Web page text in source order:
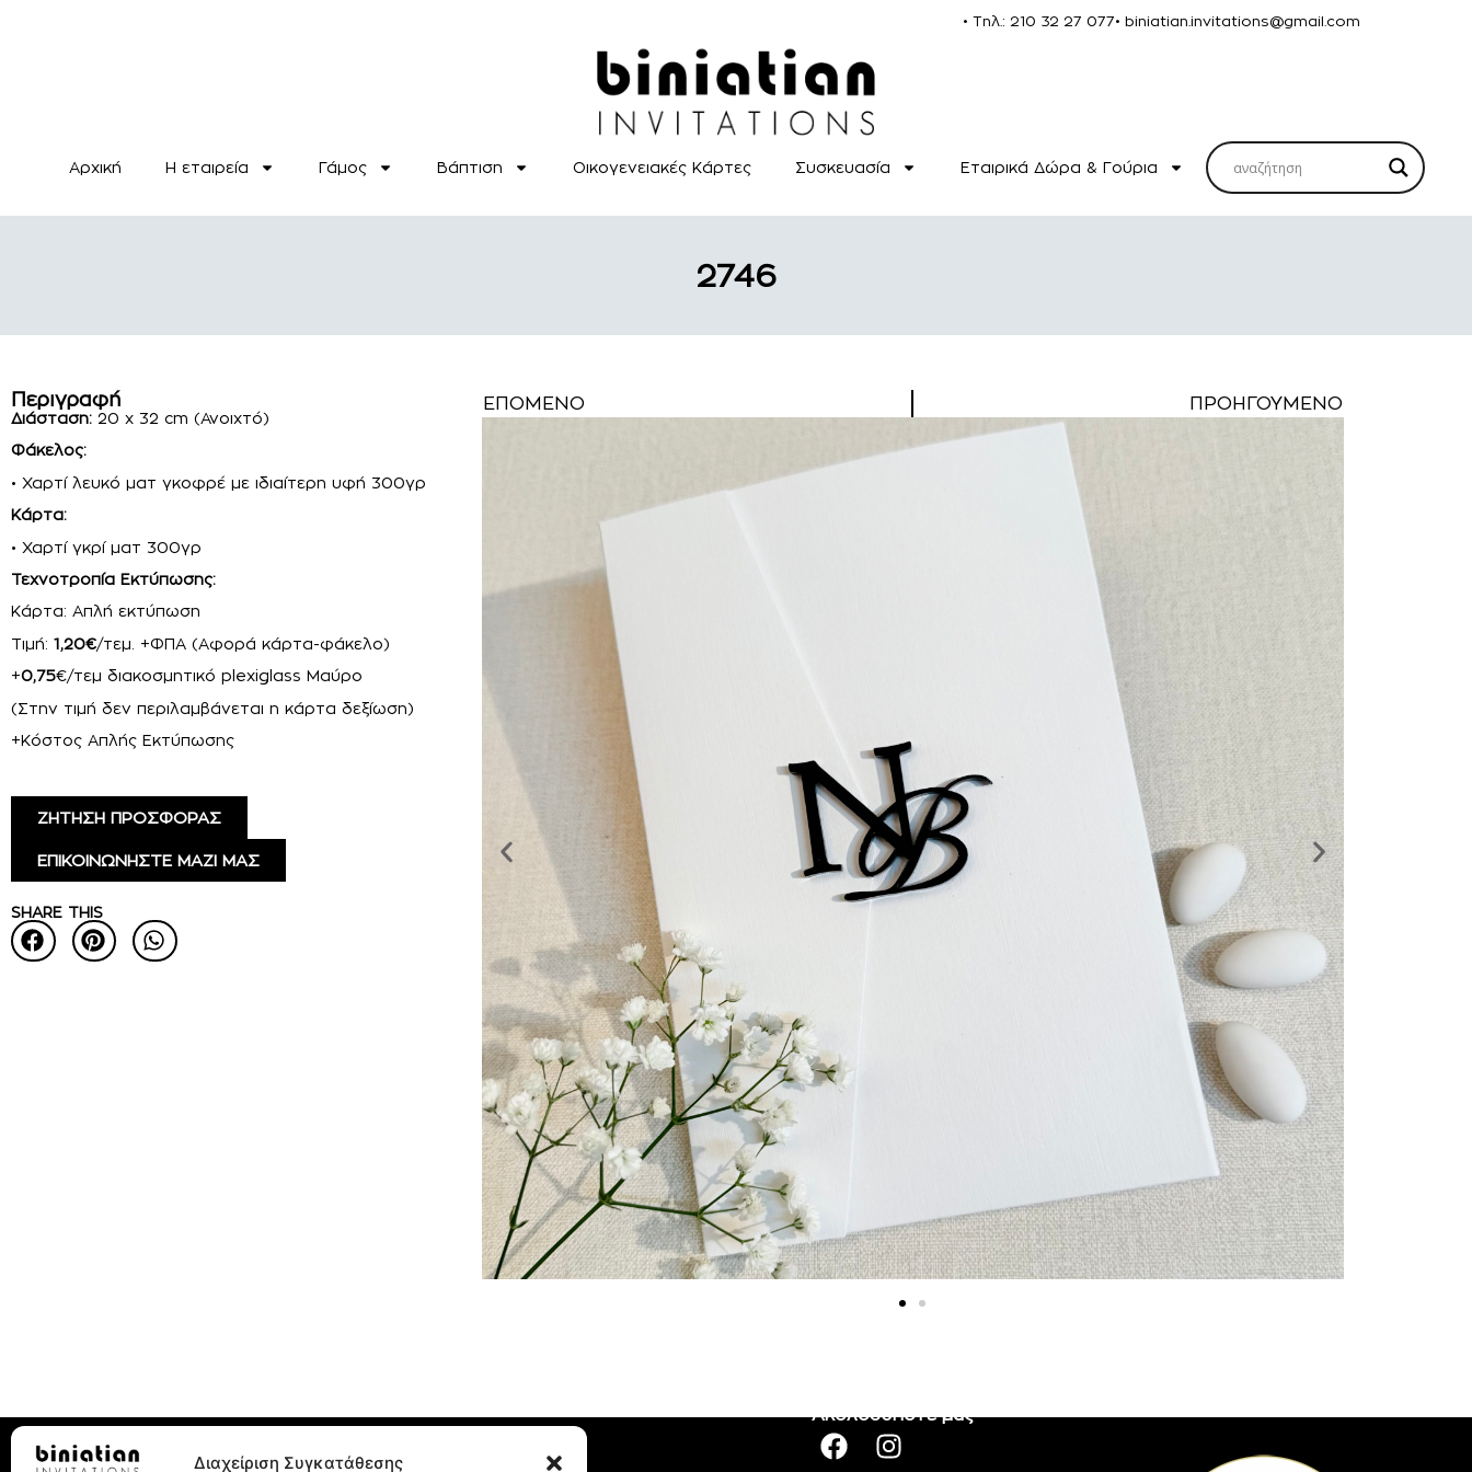
Διαχείριση Συγκατάθεσης
• Τηλ.: 210 32 27 077• biniatian.invitations@gmail.com
Αρχική H εταιρεία Γάμος Βάπτιση Οικογενειακές Κάρτες Συσκευασία Εταιρικά Δώρα & Γούρια
2746
Περιγραφή
Διάσταση: 20 x 32 cm (Ανοιχτό)
Φάκελος:
• Χαρτί λευκό ματ γκοφρέ με ιδιαίτερη υφή 300γρ
Κάρτα:
• Χαρτί γκρί ματ 300γρ
Τεχνοτροπία Εκτύπωσης:
Κάρτα: Απλή εκτύπωση
Τιμή: 1,20€/τεμ. +ΦΠΑ (Αφορά κάρτα-φάκελο)
+0,75€/τεμ διακοσμητικό plexiglass Μαύρο
(Στην τιμή δεν περιλαμβάνεται η κάρτα δεξίωση)
+Κόστος Απλής Εκτύπωσης
ΖΗΤΗΣΗ ΠΡΟΣΦΟΡΑΣ
ΕΠΙΚΟΙΝΩΝΗΣΤΕ ΜΑΖΙ ΜΑΣ
SHARE THIS
ΕΠΌΜΕΝΟ ΠΡΟΗΓΟΎΜΕΝΟ
Ακολουθήστε μας